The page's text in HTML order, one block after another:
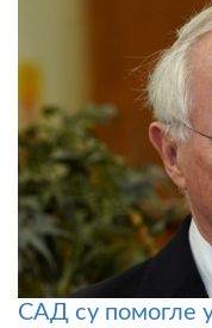
САД су помогле